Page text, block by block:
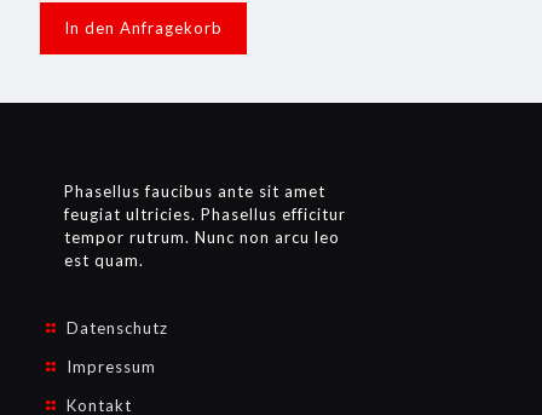
In den Anfragekorb
Phasellus faucibus ante sit amet
feugiat ultricies. Phasellus efficitur
tempor rutrum. Nunc non arcu leo
est quam.
Datenschutz
Impressum
Kontakt